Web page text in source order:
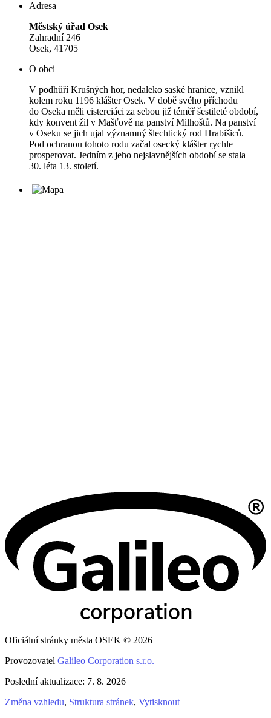
Adresa
Městský úřad Osek
Zahradní 246
Osek, 41705
O obci
V podhůří Krušných hor, nedaleko saské hranice, vznikl
kolem roku 1196 klášter Osek. V době svého příchodu
do Oseka měli cisterciáci za sebou již téměř šestileté období,
kdy konvent žil v Mašťově na panství Milhoštů. Na panství
v Oseku se jich ujal významný šlechtický rod Hrabišiců.
Pod ochranou tohoto rodu začal osecký klášter rychle
prosperovat. Jedním z jeho nejslavnějších období se stala
30. léta 13. století.
Oficiální stránky města OSEK © 2026
Provozovatel Galileo Corporation s.r.o.
Poslední aktualizace: 7. 8. 2026
Změna vzhledu, Struktura stránek, Vytisknout